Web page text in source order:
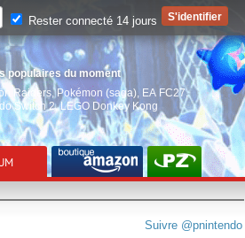
populaires du moment
Raiders, Pokémon (saga) EA FC27,
Switch 2,LEGO Donkey Kong
Suivre @pnintendo
Rester connecté 14 jours